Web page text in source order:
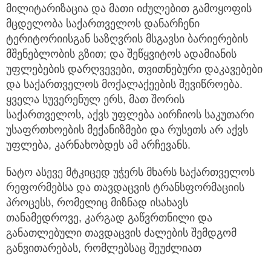
მილიტარიზაცია და მათი იძულებით გამოყოფის
მცდელობა საქართველოს დანარჩენი
ტერიტორიისგან საზღვრის მსგავსი ბარიერების
მშენებლობის გზით; და შეწყვიტოს ადამიანის
უფლებების დარღვევები, თვითნებური დაკავებები
და საქართველოს მოქალაქეების შევიწროება.
ყველა სუვერენულ ერს, მათ შორის
საქართველოს, აქვს უფლება აირჩიოს საკუთარი
უსაფრთხოების მექანიზმები და რუსეთს არ აქვს
უფლება, კარნახობდეს ამ არჩევანს.
ნატო ასევე მტკიცედ უჭერს მხარს საქართველოს
რეფორმებსა და თავდაცვის ტრანსფორმაციის
პროცესს, რომელიც მიზნად ისახავს
თანამედროვე, კარგად გაწვრთნილი და
განათლებული თავდაცვის ძალების შემდგომ
განვითარებას, რომლებსაც შეუძლიათ